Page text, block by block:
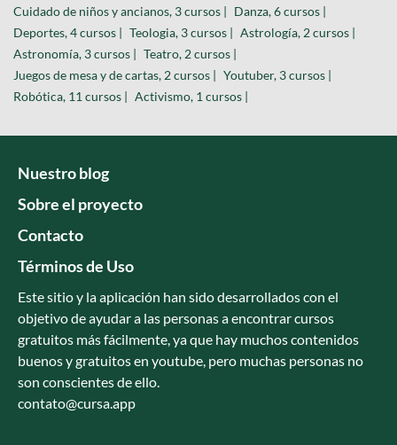
Cuidado de niños y ancianos, 3 cursos | Danza, 6 cursos |
Deportes, 4 cursos | Teologia, 3 cursos | Astrología, 2 cursos |
Astronomía, 3 cursos | Teatro, 2 cursos |
Juegos de mesa y de cartas, 2 cursos | Youtuber, 3 cursos |
Robótica, 11 cursos | Activismo, 1 cursos |
Nuestro blog
Sobre el proyecto
Contacto
Términos de Uso
Este sitio y la aplicación han sido desarrollados con el
objetivo de ayudar a las personas a encontrar cursos
gratuitos más fácilmente, ya que hay muchos contenidos
buenos y gratuitos en youtube, pero muchas personas no
son conscientes de ello.
contato@cursa.app